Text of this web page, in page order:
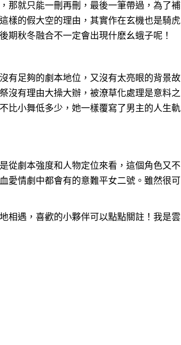
那就只能一刪再刪，最後一筆帶過，為了補
樣的假大空的理由，其實作在玄機也是騎虎
期秋冬融合不一定會出現什麽幺蛾子呢！
有足夠的劇本地位，又沒有太亮眼的背景故
沒有理由大操大辦，被潦草化處理是意料之
比小舞低多少，她一樣覆寫了男主的人生軌
從劇本強度和人物定位來看，這個角色又不
愛情劇中都會有的意難平女二號。雖然很可
相遇，喜歡的小夥伴可以點點關註！我是雲